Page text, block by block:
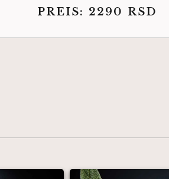
PREIS: 2290 RSD